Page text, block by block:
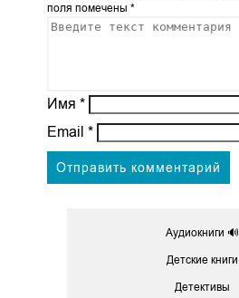
поля помечены *
Имя *
Email *
Аудиокниги 🔊
Детские книги
Детективы